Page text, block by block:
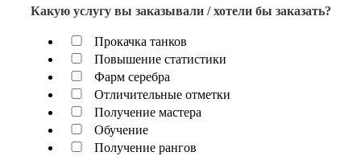
Какую услугу вы заказывали / хотели бы заказать?
Прокачка танков
Повышение статистики
Фарм серебра
Отличительные отметки
Получение мастера
Обучение
Получение рангов